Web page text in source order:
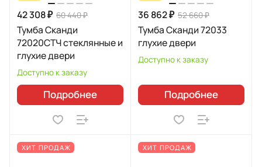
42 308 ₽ 60 440 ₽
Тумба Сканди
72020СТЧ стеклянные и
глухие двери
Доступно к заказу
Подробнее
36 862 ₽ 52 660 ₽
Тумба Сканди 72033
глухие двери
Доступно к заказу
Подробнее
ХИТ ПРОДАЖ ХИТ ПРОДАЖ